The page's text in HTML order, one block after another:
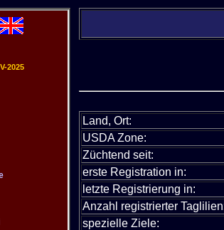
Land, Ort:
USDA Zone:
Züchtend seit:
erste Registration in:
letzte Registrierung in:
Anzahl registrierter
spezielle Ziele: